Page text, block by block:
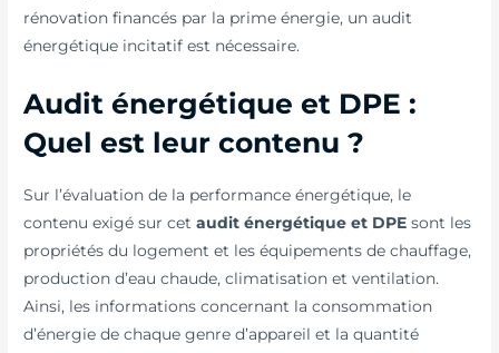
rénovation financés par la prime énergie, un audit
énergétique incitatif est nécessaire.
Audit énergétique et DPE :
Quel est leur contenu ?
Sur l’évaluation de la performance énergétique, le
contenu exigé sur cetaudit énergétique et DPE sont les
propriétés du logement et les équipements de chauffage,
production d’eau chaude, climatisation et ventilation.
Ainsi, les informations concernant la consommation
d’énergie de chaque genre d’appareil et la quantité